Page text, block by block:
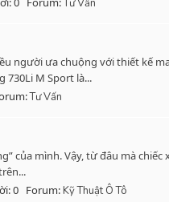
Tư Vấn
người ưa chuộng với thiết kế
730Li M Sport là...
Tư Vấn
của mình. Vậy, từ đâu mà
0 Forum:Kỹ Thuật Ô Tô